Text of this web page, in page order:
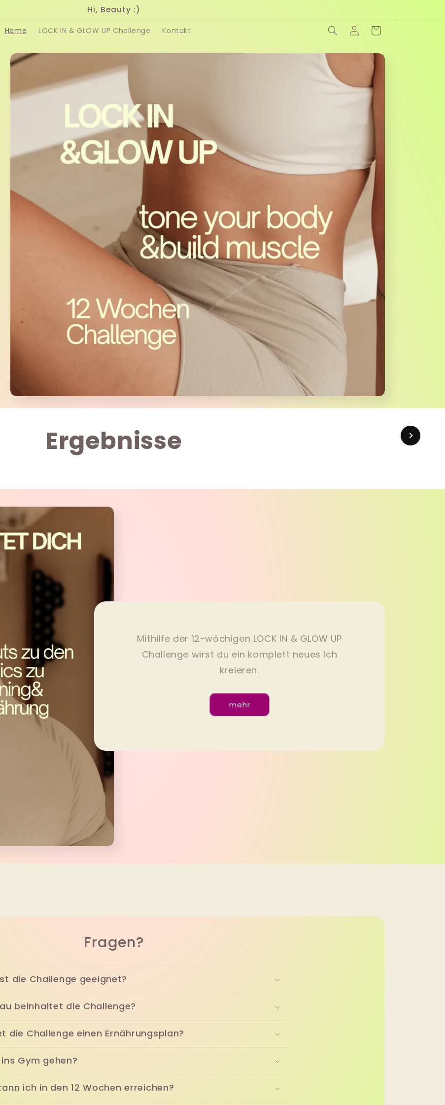
Hi, Beauty :)
Home LOCK IN & GLOW UP Challenge Kontakt EinloggenWarenkorb
Ergebnisse
Mithilfe der 12-wöchigen LOCK IN & GLOW UP
Challenge wirst du ein komplett neues Ich
kreieren.
mehr
Fragen?
die Challenge geeignet?
beinhaltet die Challenge?
die Challenge einen Ernährungsplan?
Gym gehen?
ich in den 12 Wochen erreichen?